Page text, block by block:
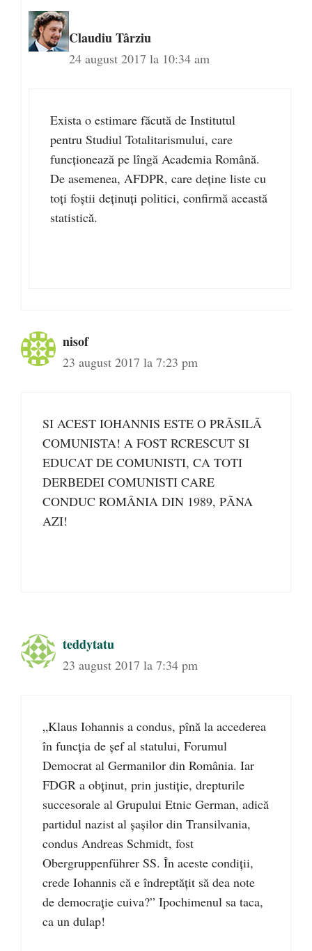
Claudiu Târziu
24 august 2017 la 10:34 am
Exista o estimare făcută de Institutul
pentru Studiul Totalitarismului, care
funcționează pe lîngă Academia Română.
De asemenea, AFDPR, care deține liste cu
toți foștii deținuți politici, confirmă această
statistică.
nisof
23 august 2017 la 7:23 pm
SI ACEST IOHANNIS ESTE O PRÃSILÃ
COMUNISTA! A FOST RCRESCUT SI
EDUCAT DE COMUNISTI, CA TOTI
DERBEDEI COMUNISTI CARE
CONDUC ROMÂNIA DIN 1989, PÃNA
AZI!
teddytatu
23 august 2017 la 7:34 pm
„Klaus Iohannis a condus, pînă la accederea
în funcția de șef al statului, Forumul
Democrat al Germanilor din România. Iar
FDGR a obținut, prin justiție, drepturile
succesorale al Grupului Etnic German, adică
partidul nazist al șașilor din Transilvania,
condus Andreas Schmidt, fost
Obergruppenführer SS. În aceste condiții,
crede Iohannis că e îndreptățit să dea note
de democrație cuiva?” Ipochimenul sa taca,
ca un dulap!